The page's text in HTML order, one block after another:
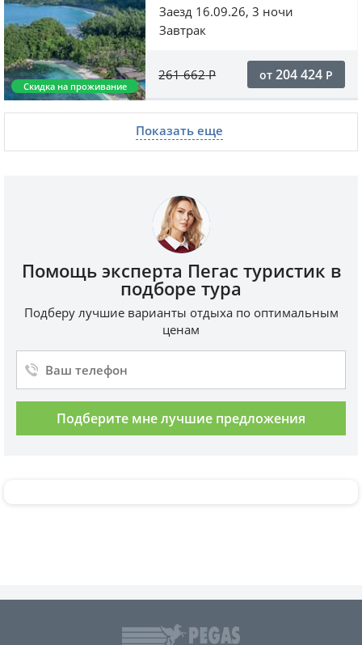
Скидка на проживание
Заезд 16.09.26, 3 ночи
Завтрак
261 662Р от 204 424 Р
Показать еще
Помощь эксперта Пегас туристик в
подборе тура
Подберу лучшие варианты отдыха по оптимальным
ценам
Подберите мне лучшие предложения